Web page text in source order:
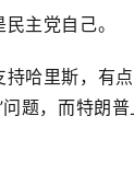
主党自己。
持哈里斯，
题，而特朗